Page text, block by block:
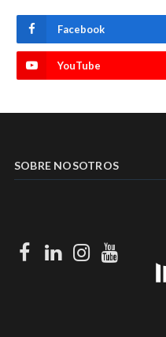
Facebook
YouTube
SOBRE NOSOTROS
Facebook
LinkedInInstagram